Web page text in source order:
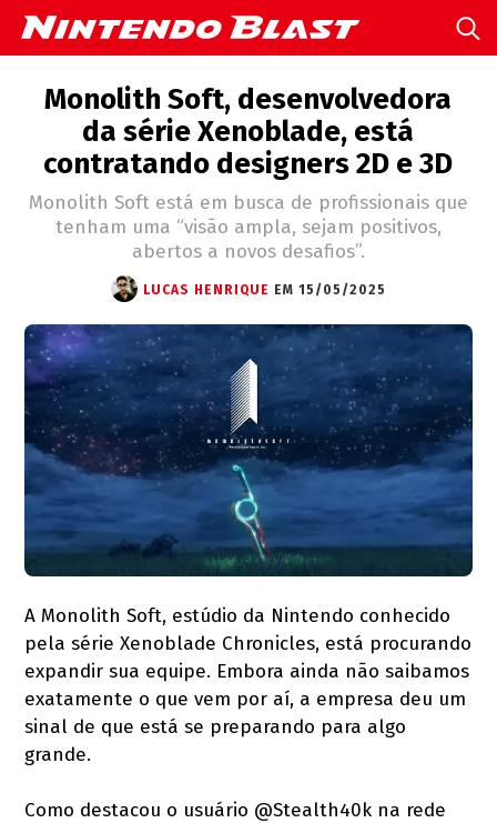
Monolith Soft, desenvolvedora
da série Xenoblade, está
contratando designers 2D e 3D
Monolith Soft está em busca de profissionais que
tenham uma “visão ampla, sejam positivos,
abertos a novos desafios”.
LUCAS HENRIQUE EM 15/05/2025
A Monolith Soft, estúdio da Nintendo conhecido
pela série Xenoblade Chronicles, está procurando
expandir sua equipe. Embora ainda não saibamos
exatamente o que vem por aí, a empresa deu um
sinal de que está se preparando para algo
grande.
Como destacou o usuário @Stealth40k na rede